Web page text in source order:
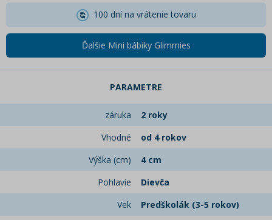
100 dní na vrátenie tovaru
Ďalšie Mini bábiky Glimmies
PARAMETRE
záruka
2 roky
Vhodné
od 4 rokov
Výška (cm)
4 cm
Pohlavie
Dievča
Vek
Predškolák (3-5 rokov)